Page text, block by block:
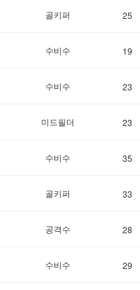
골키퍼 25
수비수 19
수비수 23
미드필더 23
수비수 35
골키퍼 33
공격수 28
수비수 29